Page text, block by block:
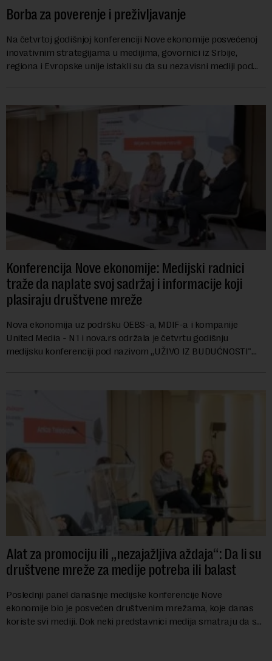
Borba za poverenje i preživljavanje
Na četvrtoj godišnjoj konferenciji Nove ekonomije posvećenoj
inovativnim strategijama u medijima, govornici iz Srbije,
regiona i Evropske unije istakli su da su nezavisni mediji pod
Konferencija Nove ekonomije: Medijski radnici
traže da naplate svoj sadržaj i informacije koji
plasiraju društvene mreže
Nova ekonomija uz podršku OEBS-a, MDIF-a i kompanije
United Media - N1 i nova.rs održala je četvrtu godišnju
medijsku konferenciji pod nazivom „UŽIVO IZ BUDUĆNOSTI"
Alat za promociju ili „nezajažljiva aždaja“: Da li su
društvene mreže za medije potreba ili balast
Poslednji panel današnje medijske konferencije Nove
ekonomije bio je posvećen društvenim mrežama, koje danas
koriste svi mediji. Dok neki predstavnici medija smatraju da su